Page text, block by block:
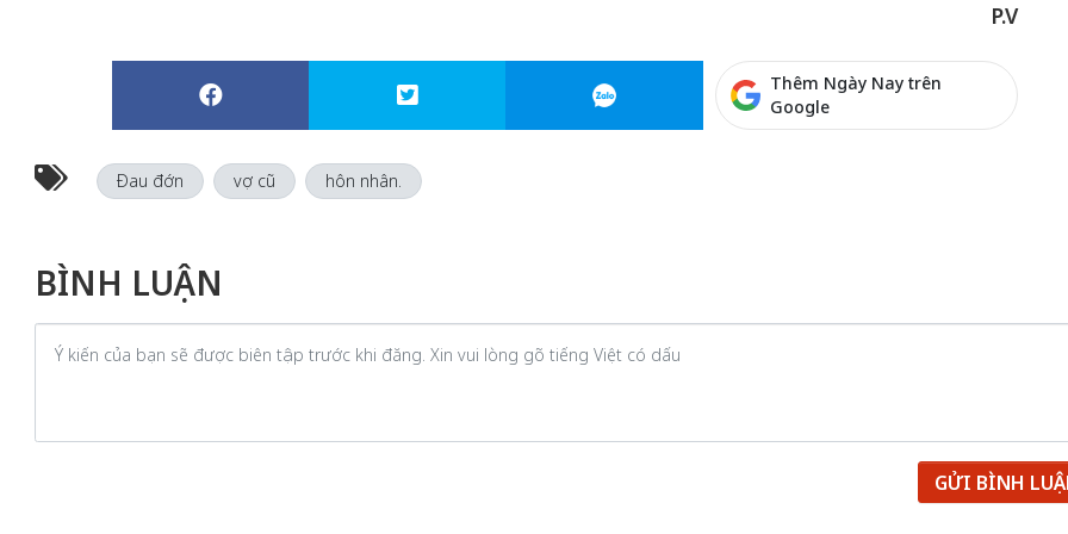
P.V
Thêm Ngày Nay trên
Google
Đau đớn vợ cũ hôn nhân.
BÌNH LUẬN
GỬI BÌNH